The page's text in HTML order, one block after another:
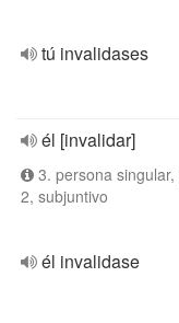
tú invalidases
él [invalidar]
3. persona
2, subjuntivo
él invalidase